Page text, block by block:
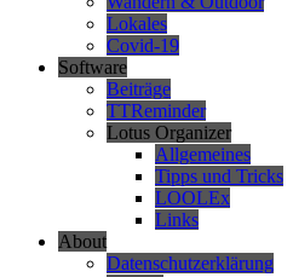
Lokales
Covid-19
Software
Beiträge
TTReminder
Lotus Organizer
Allgemeines
Tipps und Tricks
LOOLEx
Links
About
Datenschutzerklärung